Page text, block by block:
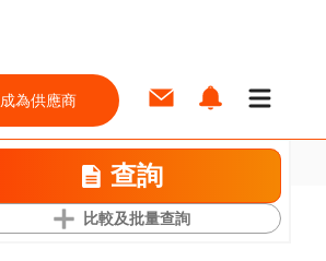
成為供應商
查詢
比較及批量查詢